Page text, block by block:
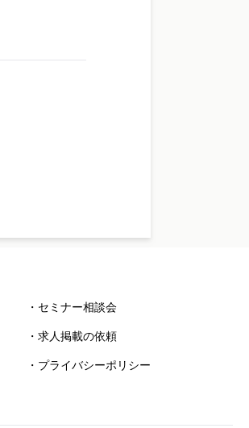
・セミナー相談会
・求人掲載の依頼
・プライバシーポリシー